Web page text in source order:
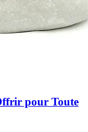
pour Toute